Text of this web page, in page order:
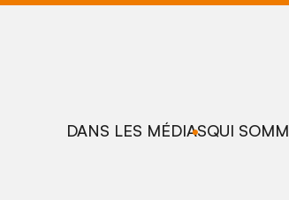
DANS LES MÉDIASQUI